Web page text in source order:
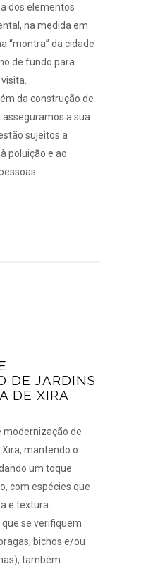
dos elementos
na medida em
“montra” da cidade
de fundo para
da construção de
a sua
sujeitos a
poluição e ao
DE JARDINS
DE XIRA
modernização de
mantendo o
um toque
com espécies que
e textura.
que se verifiquem
bichos e/ou
também